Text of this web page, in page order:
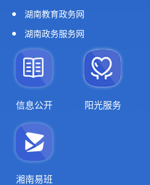
湖南教育政务网
湖南政务服务网
信息公开 阳光服务
湘南易班